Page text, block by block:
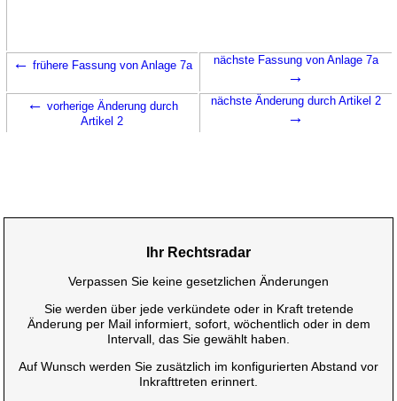
← frühere Fassung von Anlage 7a nächste Fassung von Anlage 7a
→
← vorherige Änderung durch
Artikel 2
nächste Änderung durch Artikel 2
→
Ihr Rechtsradar
Verpassen Sie keine gesetzlichen Änderungen
Sie werden über jede verkündete oder in Kraft tretende
Änderung per Mail informiert, sofort, wöchentlich oder in dem
Intervall, das Sie gewählt haben.
Auf Wunsch werden Sie zusätzlich im konfigurierten Abstand vor
Inkrafttreten erinnert.